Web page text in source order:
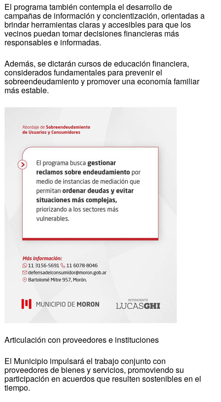
El programa también contempla el desarrollo de
campañas de información y concientización, orientadas a
brindar herramientas claras y accesibles para que los
vecinos puedan tomar decisiones financieras más
responsables e informadas.
Además, se dictarán cursos de educación financiera,
considerados fundamentales para prevenir el
sobreendeudamiento y promover una economía familiar
más estable.
Articulación con proveedores e instituciones
El Municipio impulsará el trabajo conjunto con
proveedores de bienes y servicios, promoviendo su
participación en acuerdos que resulten sostenibles en el
tiempo.